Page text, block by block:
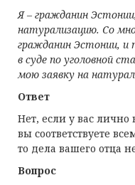
Я – гражданин
натурализацию. Со
гражданин Эстонии, и
в суде по уголовной
мою заявку на
Ответ
Нет, если у вас
вы соответствуете
то дела вашего отца
Вопрос